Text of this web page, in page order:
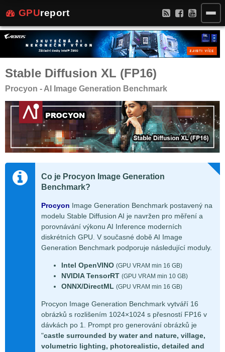
GPUreport
Stable Diffusion XL (FP16)
Procyon - AI Image Generation Benchmark
Co je Procyon Image Generation
Benchmark?
Procyon Image Generation Benchmark postavený na
modelu Stable Diffusion AI je navržen pro měření a
porovnávání výkonu AI Inference moderních
diskrétních GPU. V současné době AI Image
Generation Benchmark podporuje následující moduly.
Intel OpenVINO (GPU VRAM min 16 GB)
NVIDIA TensorRT (GPU VRAM min 10 GB)
ONNX/DirectML (GPU VRAM min 16 GB)
Procyon Image Generation Benchmark vytváří 16
obrázků s rozlišením 1024×1024 s přesností FP16 v
dávkách po 1. Prompt pro generování obrázků je
"castle surrounded by water and nature, village,
volumetric lighting, photorealistic, detailed and